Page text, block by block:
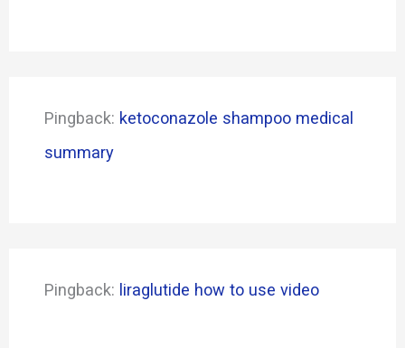
Pingback: ketoconazole shampoo medical
summary
Pingback: liraglutide how to use video